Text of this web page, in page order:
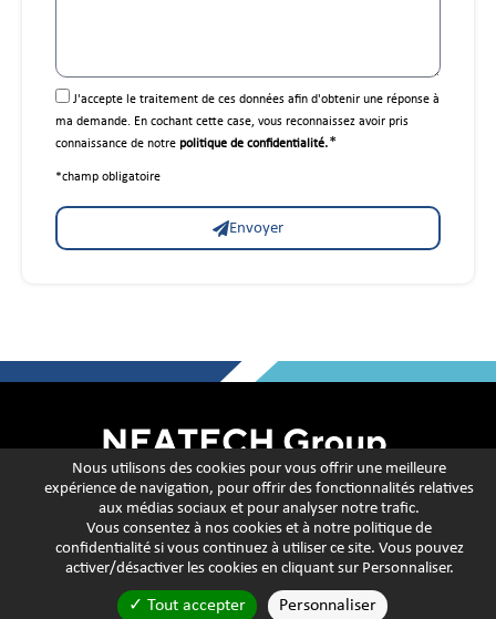
J'accepte le traitement de ces données afin d'obtenir une réponse à
ma demande. En cochant cette case, vous reconnaissez avoir pris
connaissance de notre politique de confidentialité.*
*champ obligatoire
Envoyer
Mentions légales Politique de confidentialité
Utilisation des cookies Personnaliser les cookies
© Neatech Group 2022 | Tous droits réservés | Réalisé parTHM Web
Nous utilisons des cookies pour vous offrir une meilleure
expérience de navigation, pour offrir des fonctionnalités relatives
aux médias sociaux et pour analyser notre trafic.
Vous consentez à nos cookies et à notre politique de
confidentialitési vous continuez à utiliser ce site. Vous pouvez
activer/désactiver les cookies en cliquant sur Personnaliser.
Tout accepter Personnaliser